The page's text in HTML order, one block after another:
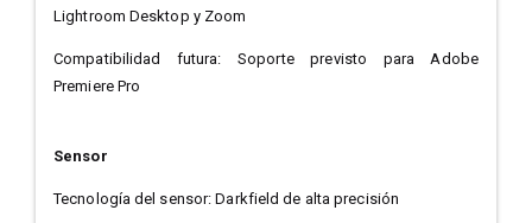
Lightroom Desktop y Zoom
Compatibilidad futura: Soporte previsto para Adobe
Premiere Pro
Sensor
Tecnología del sensor: Darkfield de alta precisión